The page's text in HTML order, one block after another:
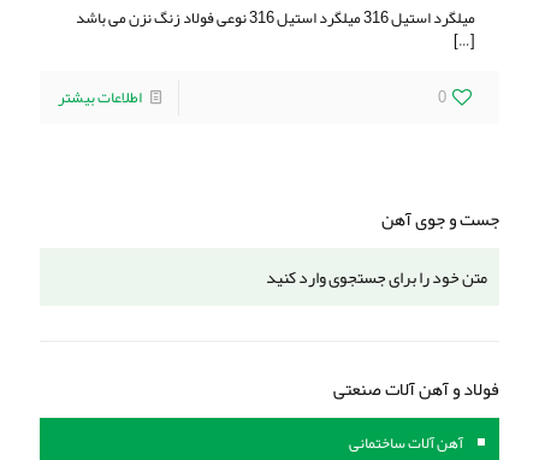
ميلگرد استيل 316 ميلگرد استيل 316 نوعی فولاد زنگ نزن می باشد
[…]
0
اطلاعات بیشتر
جست و جوی آهن
فولاد و آهن آلات صنعتی
آهن آلات ساختمانی